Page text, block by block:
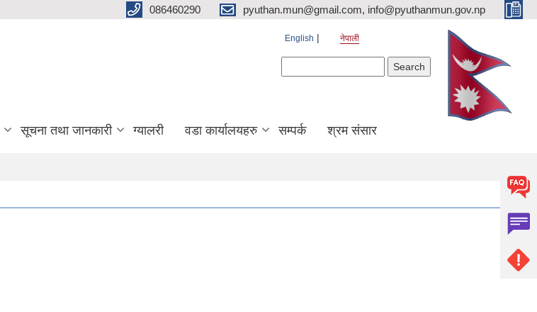
086460290 pyuthan.mun@gmail.com, info@pyuthanmun.gov.np
English नेपाली
सूचना तथा जानकारी ग्यालरी वडा कार्यालयहरु सम्पर्क श्रम संसार